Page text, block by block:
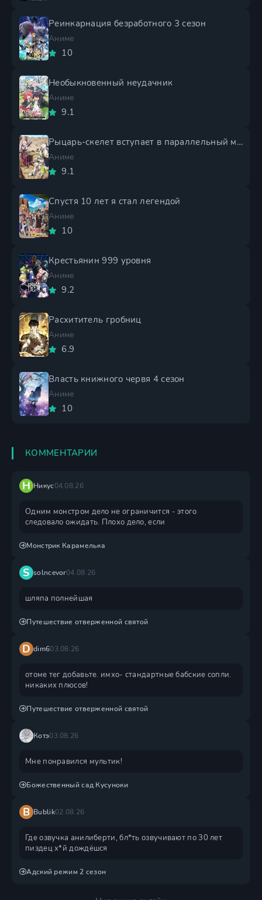
Реинкарнация безработного 3 сезон
Аниме
10
Необыкновенный неудачник
Аниме
9.1
Рыцарь-скелет вступает в параллельный мир 2 сезон
Аниме
9.1
Спустя 10 лет я стал легендой
Аниме
10
Крестьянин 999 уровня
Аниме
9.2
Расхититель гробниц
Аниме
6.9
Власть книжного червя 4 сезон
Аниме
10
КОММЕНТАРИИ
Н Никус04.08.26
Одним монстром дело не ограничится - этого
следовало ожидать. Плохо дело, если
Монстрик Карамелька
S solncevor04.08.26
шляпа полнейшая
Путешествие отверженной святой
D dim603.08.26
отоме тег добавьте. имхо- стандартные бабские сопли.
никаких плюсов!
Путешествие отверженной святой
Котэ03.08.26
Мне понравился мультик!
Божественный сад Кусуноки
B Bublik02.08.26
Где озвучка анилиберти, бл*ть озвучивают по 30 лет
пиздец х*й дождëшся
Адский режим 2 сезон